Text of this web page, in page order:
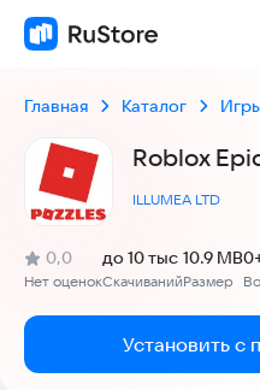
Главная Каталог
Roblox
ILLUMEA LTD
Рейтинг:
0,0
(
Нет оценок
)
Скачиваний
до 10 тыс
Размер
10.9 MB
Установить с